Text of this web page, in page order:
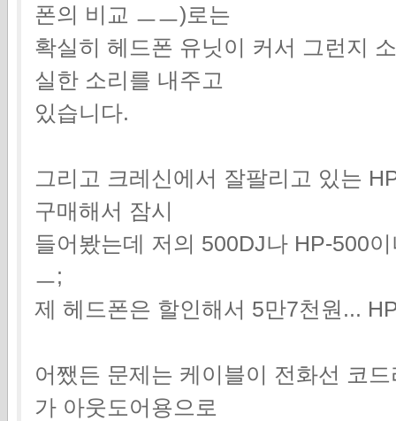
폰의 비교 ㅡㅡ)로는
확실히 헤드폰 유닛이 커서 그런지
실한 소리를 내주고
있습니다.
그리고 크레신에서 잘팔리고 있는
구매해서 잠시
들어봤는데 저의 500DJ나 HP-500
ㅡ;
제 헤드폰은 할인해서 5만7천원...
어쨌든 문제는 케이블이 전화선 코
가 아웃도어용으로